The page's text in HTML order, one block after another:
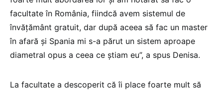
facultate în România, fiindcă avem sistemul de
învățământ gratuit, dar după aceea să fac un master
în afară și Spania mi s-a părut un sistem aproape
diametral opus a ceea ce știam eu”, a spus Denisa.
La facultate a descoperit că îi place foarte mult să